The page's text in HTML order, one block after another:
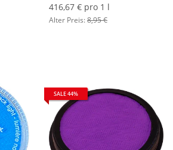
416,67 € pro 1 l
Alter Preis:8,95 €
SALE 44%